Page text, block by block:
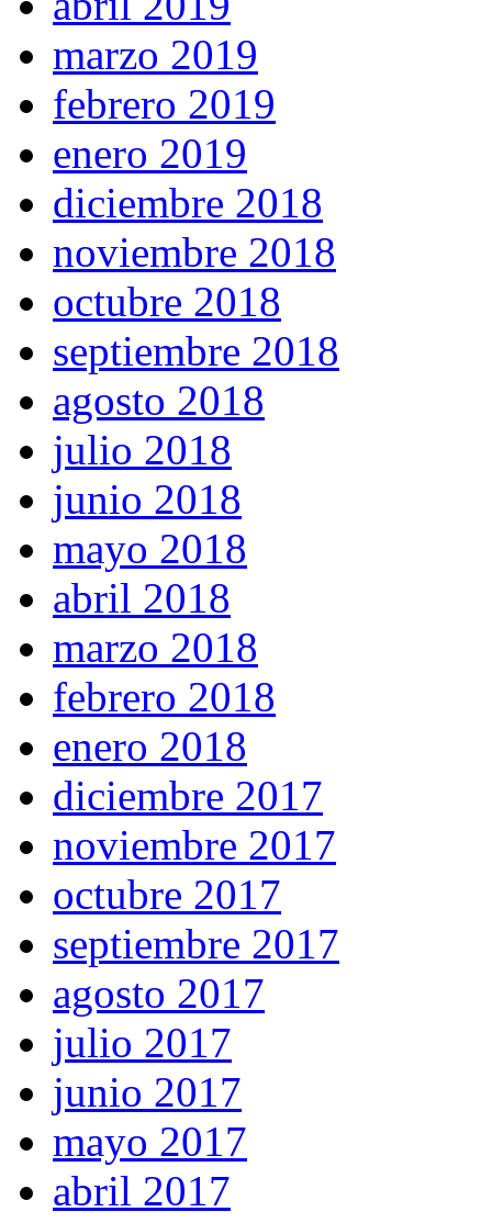
marzo 2019
febrero 2019
enero 2019
diciembre 2018
noviembre 2018
octubre 2018
septiembre 2018
agosto 2018
julio 2018
junio 2018
mayo 2018
abril 2018
marzo 2018
febrero 2018
enero 2018
diciembre 2017
noviembre 2017
octubre 2017
septiembre 2017
agosto 2017
julio 2017
junio 2017
mayo 2017
abril 2017